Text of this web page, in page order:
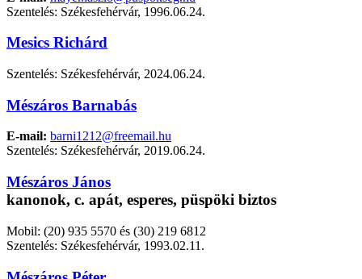
Szentelés: Székesfehérvár, 1996.06.24.
Mesics Richárd
Szentelés: Székesfehérvár, 2024.06.24.
Mészáros Barnabás
E-mail: barni1212@freemail.hu
Szentelés: Székesfehérvár, 2019.06.24.
Mészáros János
kanonok, c. apát, esperes, püspöki biztos
Mobil: (20) 935 5570 és (30) 219 6812
Szentelés: Székesfehérvár, 1993.02.11.